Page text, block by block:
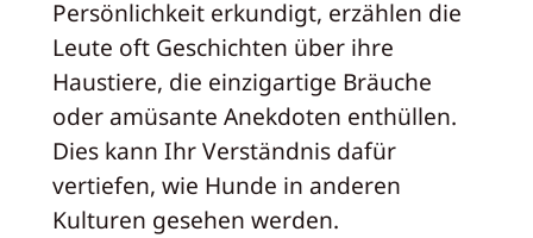
Persönlichkeit erkundigt, erzählen die
Leute oft Geschichten über ihre
Haustiere, die einzigartige Bräuche
oder amüsante Anekdoten enthüllen.
Dies kann Ihr Verständnis dafür
vertiefen, wie Hunde in anderen
Kulturen gesehen werden.